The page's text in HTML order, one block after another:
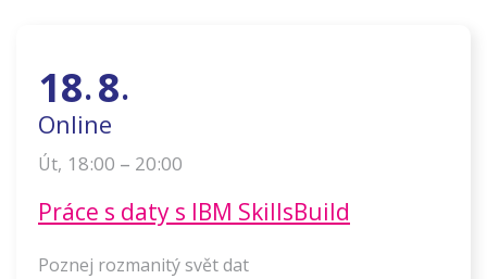
18.8.
Online
Út, 18:00 – 20:00
Práce s daty s IBM SkillsBuild
Poznej rozmanitý svět dat